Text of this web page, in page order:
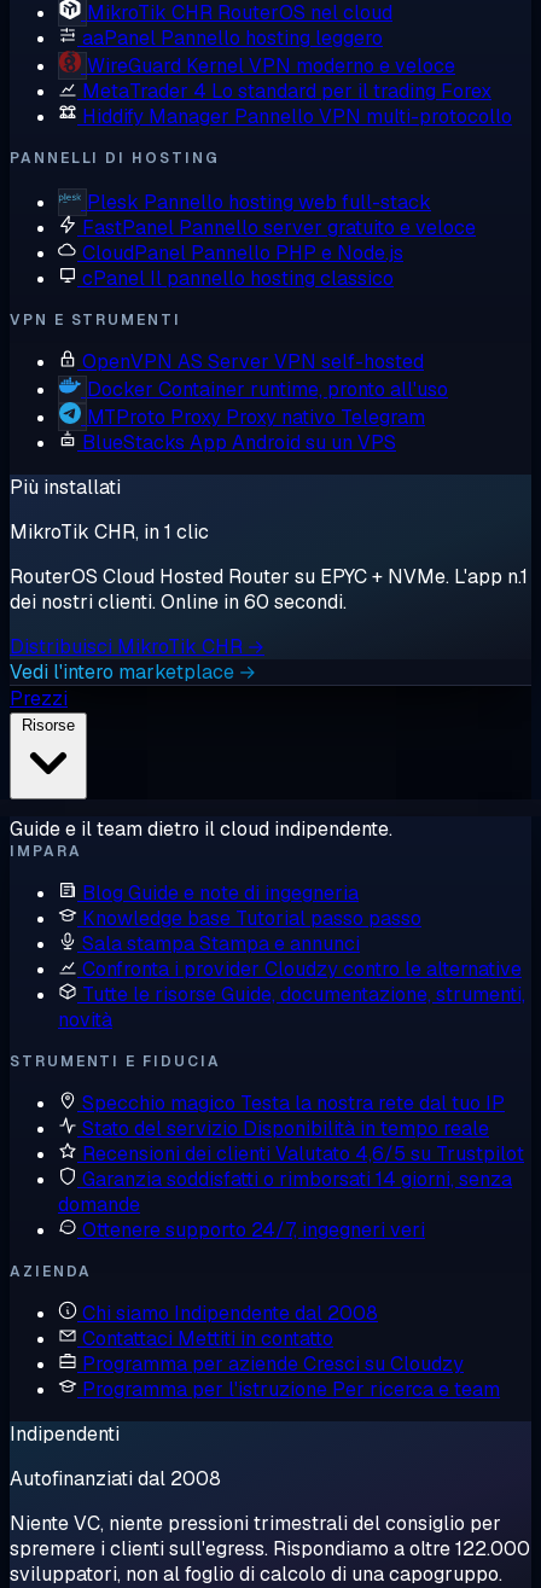
MikroTik CHR RouterOS nel cloud
aaPanel Pannello hosting leggero
WireGuard Kernel VPN moderno e veloce
MetaTrader 4 Lo standard per il trading Forex
Hiddify Manager Pannello VPN multi-protocollo
PANNELLI DI HOSTING
Plesk Pannello hosting web full-stack
FastPanel Pannello server gratuito e veloce
CloudPanel Pannello PHP e Node.js
cPanel Il pannello hosting classico
VPN E STRUMENTI
OpenVPN AS Server VPN self-hosted
Docker Container runtime, pronto all'uso
MTProto Proxy Proxy nativo Telegram
BlueStacks App Android su un VPS
Più installati
MikroTik CHR, in 1 clic
RouterOS Cloud Hosted Router su EPYC + NVMe. L'app n.1
dei nostri clienti. Online in 60 secondi.
Distribuisci MikroTik CHR →
Vedi l'intero marketplace →
Prezzi
Guide e il team dietro il cloud indipendente.
IMPARA
Blog Guide e note di ingegneria
Knowledge base Tutorial passo passo
Sala stampaStampa e annunci
Confronta i provider Cloudzy contro le alternative
Tutte le risorseGuide, documentazione, strumenti,
novità
STRUMENTI E FIDUCIA
Specchio magico Testa la nostra rete dal tuo IP
Stato del servizio Disponibilità in tempo reale
Recensioni dei clienti Valutato 4,6/5 su Trustpilot
Garanzia soddisfatti o rimborsati 14 giorni, senza
domande
Ottenere supporto 24/7, ingegneri veri
AZIENDA
Chi siamo Indipendente dal 2008
Contattaci Mettiti in contatto
Programma per aziendeCresci su Cloudzy
Programma per l'istruzione Per ricerca e team
Indipendenti
Autofinanziati dal 2008
Niente VC, niente pressioni trimestrali del consiglio per
spremere i clienti sull'egress. Rispondiamo a oltre 122.000
sviluppatori, non al foglio di calcolo di una capogruppo.